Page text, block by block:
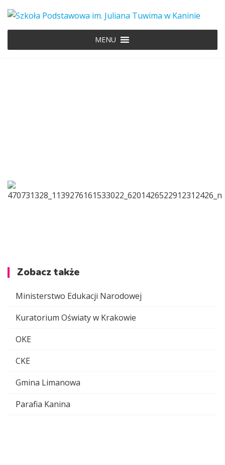
MENU
Zobacz także
Ministerstwo Edukacji Narodowej
Kuratorium Oświaty w Krakowie
OKE
CKE
Gmina Limanowa
Parafia Kanina